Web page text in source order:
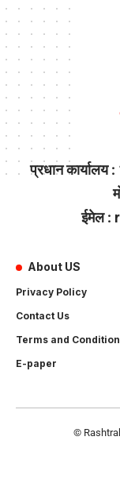
प्रधान
ईमेल :
About US
Privacy Policy
Contact Us
Terms and
E-paper
©